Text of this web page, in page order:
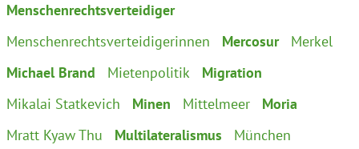
Menschenrechtsverteidiger
Menschenrechtsverteidigerinnen
Mercosur
Merkel
Michael Brand
Mietenpolitik
Migration
Mikalai Statkevich
Minen Mittelmeer
Moria
Mratt Kyaw Thu
Multilateralismus
München